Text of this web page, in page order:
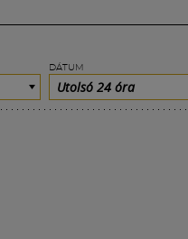
DÁTUM
Utolsó 24 óra